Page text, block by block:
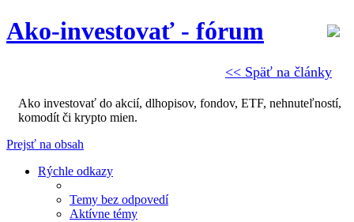
<< Späť na články
Ako-investovať - fórum
Ako investovať do akcií, dlhopisov, fondov, ETF, nehnuteľností,
komodít či krypto mien.
Prejsť na obsah
Rýchle odkazy
Temy bez odpovedí
Aktívne témy